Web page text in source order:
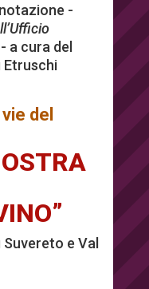
-
a cura del
Etruschi
del
e Val